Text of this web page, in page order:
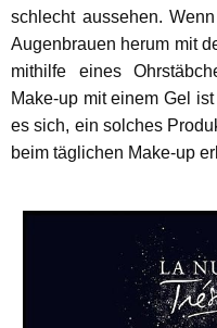
schlecht aussehen.
Augenbrauen herum mit
mithilfe eines
Make-up mit einem Gel
es sich, ein solches
beim täglichen Make-up